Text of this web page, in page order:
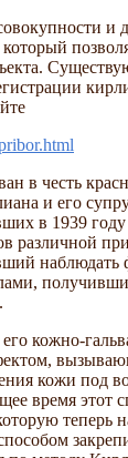
в честь
и его
в 1939
различной
наблюдать
кожно-
кожи под
время этот
теперь